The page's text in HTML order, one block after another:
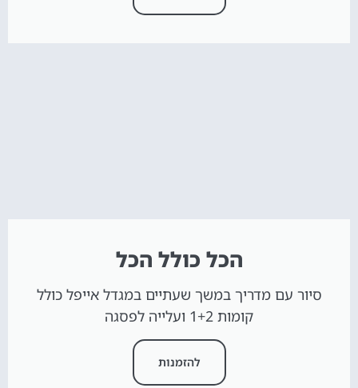
הכל כולל הכל
סיור עם מדריך במשך שעתיים במגדל אייפל כולל
קומות 1+2 ועלייה לפסגה
להזמנות